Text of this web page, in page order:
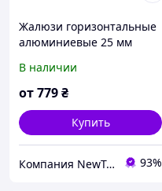
Жалюзи горизонтальные
алюминиевые 25 мм
В наличии
от779₴
Купить
Компания NewTex 93%